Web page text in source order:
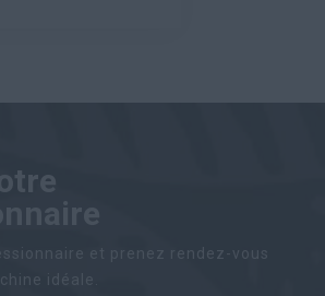
et prenez rendez-vous
idéale.